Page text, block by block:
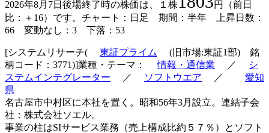
2026年8月7日後場終了時の株価は、１株
円（前日
比：＋16）です。チャート：日足 期間：半年 上昇日数：
66 変動なし：3 下落：53
[システムリサーチ( 東証プライム
(旧市場:東証1部) 銘
柄コード：3771)]業種・テーマ：
情報・通信業 ／
シ
ステムインテグレーター
／ ソフトウエア ／
愛知
県
名古屋市中村区に本社を置く。昭和56年3月設立。連結子会
社：株式会社ソエル。
事業の柱はSIサービス業務（売上構成比約５７％）とソフト